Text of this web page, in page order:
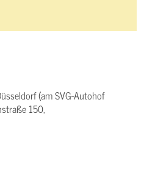
(am SVG-Autohof
150,